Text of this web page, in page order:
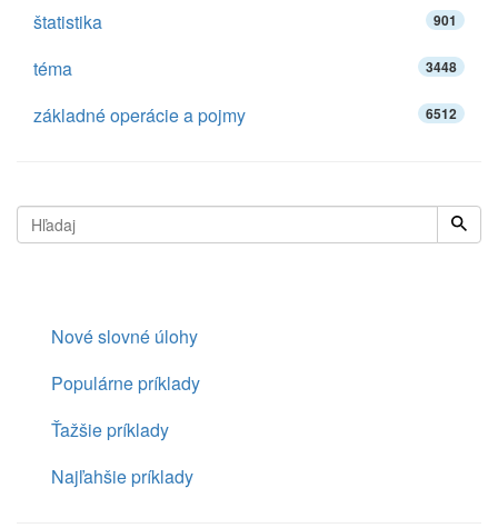
štatistika 901
téma 3448
základné operácie a pojmy 6512
Nové slovné úlohy
Populárne príklady
Ťažšie príklady
Najľahšie príklady